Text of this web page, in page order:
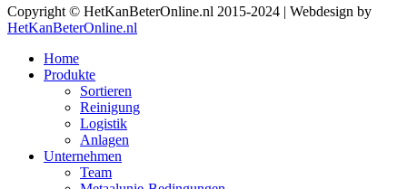
Facebook
page
new
Linkedin
page
new
X
page
new
YouTube
page
new
Copyright © HetKanBeterOnline.nl 2015-2024 | Webdesign by
HetKanBeterOnline.nl
Home
Produkte
Sortieren
Reinigung
Logistik
Anlagen
Unternehmen
Team